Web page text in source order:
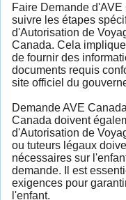
Faire Demande
suivre les étapes
d'Autorisation de
Canada. Cela
de fournir des
documents requis
site officiel du
Demande AVE
Canada doivent
d'Autorisation de
ou tuteurs légaux
nécessaires sur
demande. Il est
exigences pour
l'enfant.